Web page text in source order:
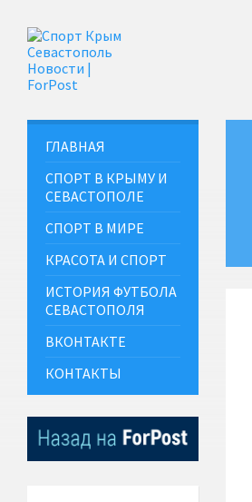
ГЛАВНАЯ
СПОРТ В КРЫМУ И
СЕВАСТОПОЛЕ
СПОРТ В МИРЕ
КРАСОТА И СПОРТ
ИСТОРИЯ ФУТБОЛА
СЕВАСТОПОЛЯ
ВКОНТАКТЕ
КОНТАКТЫ